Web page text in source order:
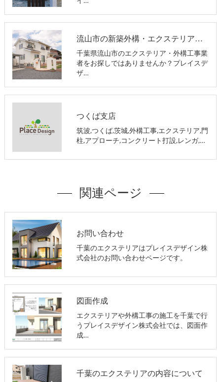
流山市の新築外構・エクステリア工事
千葉県流山市のエクステリア・外構工事業
者をお探しではありませんか？プレイスデ
ザ…
つくば支店
筑波,つくば,茨城,外構工事,エクステリア,門
柱,アプローチ,コンクリート打設,レンガ,…
関連ページ
お問い合わせ
千葉のエクステリアはプレイスデザイン株
式会社のお問い合わせページです。
図面作成
エクステリアや外構工事の施工を千葉で行
うプレイスデザイン株式会社では、図面作
成…
千葉のエクステリアの内容について